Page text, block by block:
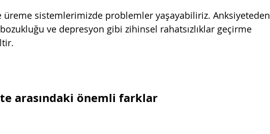
üreme sistemlerimizde problemler yaşayabiliriz. Anksiyeteden
ve depresyon gibi zihinsel rahatsızlıklar geçirme
arasındaki önemli farklar